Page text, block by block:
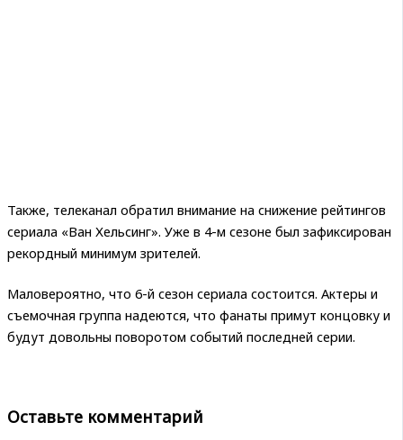
Также, телеканал обратил внимание на снижение рейтингов
сериала «Ван Хельсинг». Уже в 4-м сезоне был зафиксирован
рекордный минимум зрителей.
Маловероятно, что 6-й сезон сериала состоится. Актеры и
съемочная группа надеются, что фанаты примут концовку и
будут довольны поворотом событий последней серии.
Оставьте комментарий